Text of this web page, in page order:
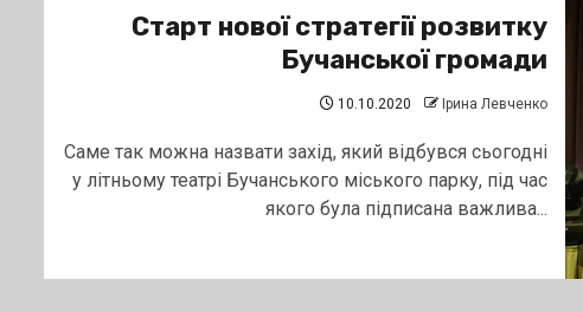
Старт нової стратегії розвитку
Бучанської громади
10.10.2020 Ірина Левченко
Саме так можна назвати захід, який відбувся сьогодні
у літньому театрі Бучанського міського парку, під час
якого була підписана важлива...